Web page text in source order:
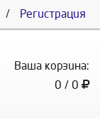
/ Регистрация
Ваша корзина:
0 / 0